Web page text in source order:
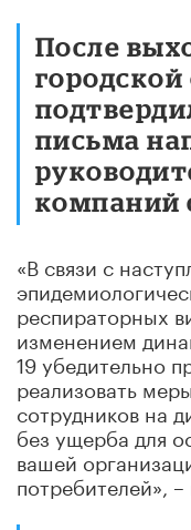
После
письма
компаний
«В связи с
респираторных
изменением
19 убедительно
реализовать
сотрудников на
без ущерба для
вашей
потребителей», –